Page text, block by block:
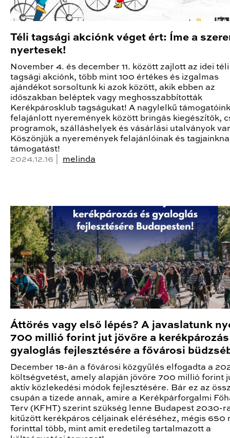
Téli tagsági akciónk véget ért: Íme a
nyertesek!
November 4. és december 11. között zajlott az idei téli
tagsági akciónk, több mint 100 értékes és izgalmas
ajándékot sorsoltunk ki azok között, akik ebben az
időszakban beléptek vagy meghosszabbították
Kerékpárosklub tagságukat! A nagylelkű
felajánlott nyeremények között bringás kiegészítők,
programok, szálláshelyek és vásárlási utalványok
Köszönjük a nyeremények felajánlóinak és
támogatást!
2024.12.16 | melinda
Áttörés vagy első lépés? A javaslatunk
700 millió forint jut jövőre a kerékpározás
gyaloglás fejlesztésére a fővárosi
December 18-án a fővárosi közgyűlés elfogadta a
költségvetést, amely alapján jövőre 700 millió forint
aktív közlekedési módok fejlesztésére. Bár ez az
csupán a tizede annak, amire a Kerékpárforgalmi
Terv (KFHT) szerint szükség lenne Budapest 2030-
kitűzött kerékpáros céljainak eléréséhez, mégis 650
forinttal több, mint amit eredetileg tartalmazott a